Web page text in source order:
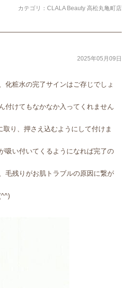
カテゴリ： CLALA Beauty 高松丸亀町店
2025年05月09日
化粧水の完了サインはご存じでしょ
付けてもなかなか入ってくれません
り、押さえ込むようにして付けま
吸い付いてくるようになれば完了の
毛残りがお肌トラブルの原因に繋が